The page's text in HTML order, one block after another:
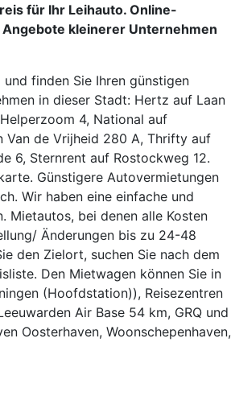
für Ihr Leihauto. Online-
kleinerer Unternehmen
finden Sie Ihren günstigen
in dieser Stadt: Hertz auf Laan
4, National auf
Van de Vrijheid 280 A, Thrifty auf
6, Sternrent auf Rostockweg 12.
Günstigere Autovermietungen
Wir haben eine einfache und
Mietautos, bei denen alle Kosten
Änderungen bis zu 24-48
den Zielort, suchen Sie nach dem
Den Mietwagen können Sie in
(Hoofdstation)), Reisezentren
Air Base 54 km, GRQ und
Oosterhaven, Woonschepenhaven,